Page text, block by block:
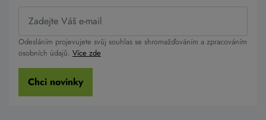
Odesláním projevujete svůj souhlas se shromažďováním a zpracováním
osobních údajů. Více zde
Chci novinky